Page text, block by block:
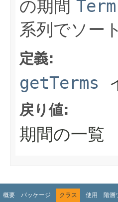
の期間 Term
系列でソー
定義:
getTerms
戻り値:
期間の一覧
概要 パッケージ クラス 使用 階層